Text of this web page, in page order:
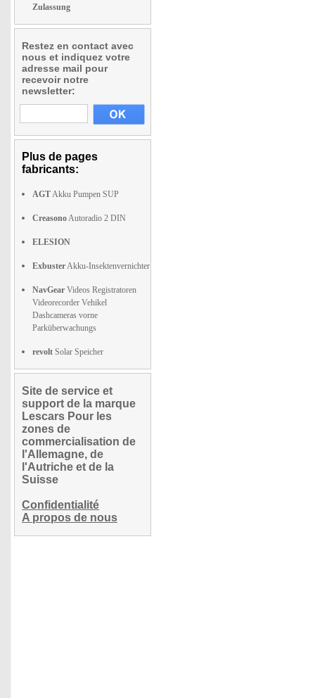
Zulassung
Restez en contact avec
nous et indiquez votre
adresse mail pour
recevoir notre
newsletter:
Plus de pages
fabricants:
AGTAkku Pumpen SUP
CreasonoAutoradio 2 DIN
ELESION
ExbusterAkku-Insektenvernichter
NavGear Videos Registratoren
Videorecorder Vehikel
Dashcameras vorne
Parküberwachungs
revolt Solar Speicher
Site de service et
support de la marque
Lescars Pour les
zones de
commercialisation de
l'Allemagne, de
l'Autriche et de la
Suisse
Confidentialité
A propos de nous